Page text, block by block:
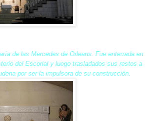
de las Mercedes de Orleans. Fue enterrada en
del Escorial y luego trasladados sus restos a
por ser la impulsora de su construcción.